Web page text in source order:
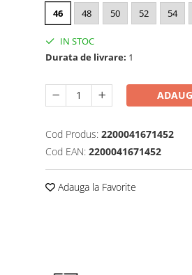
46 48 50 52 54
IN STOC
Durata de livrare: 1
Cod Produs: 2200041671452
Cod EAN: 2200041671452
Adauga la Favorite